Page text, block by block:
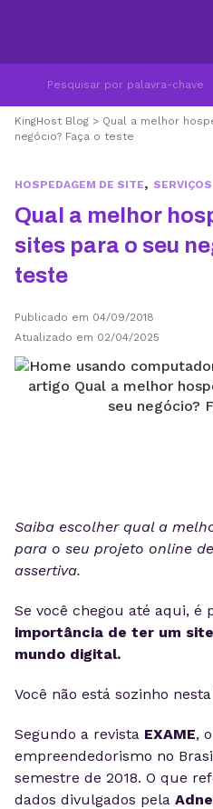
KingHost Blog > Qual a melhor
negócio? Faça o teste
HOSPEDAGEM DE SITE,
Qual a melhor
sites para o seu
teste
Publicado em 04/09/2018
Atualizado em 02/04/2025
Saiba escolher qual a
para o seu projeto online
assertiva.
Se você chegou até aqui, é
importância de ter um
mundo digital.
Você não está sozinho
Segundo a revista EXAME,
empreendedorismo no
semestre de 2018. O que
dados divulgados pela